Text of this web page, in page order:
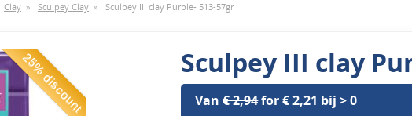
Clay » Sculpey Clay » Sculpey III clay Purple- 513-57gr
25% discount Sculpey III clay
Van€ 2,94for € 2,21 bij > 0